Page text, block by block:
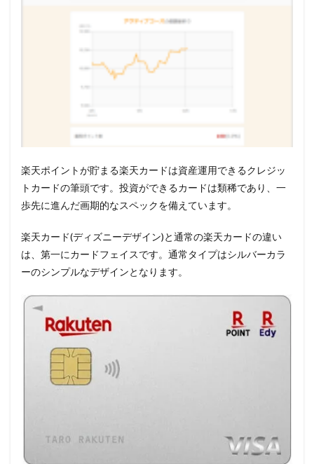
楽天ポイントが貯まる楽天カードは資産運用できるクレジッ
トカードの筆頭です。投資ができるカードは類稀であり、一
歩先に進んだ画期的なスペックを備えています。
楽天カード(ディズニーデザイン)と通常の楽天カードの違い
は、第一にカードフェイスです。通常タイプはシルバーカラ
ーのシンプルなデザインとなります。